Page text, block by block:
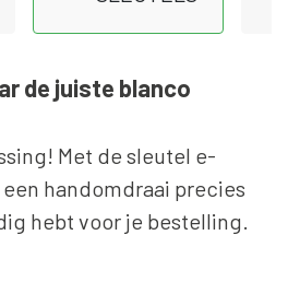
de juiste blanco
Met de sleutel e-
handomdraai precies
hebt voor je bestelling.